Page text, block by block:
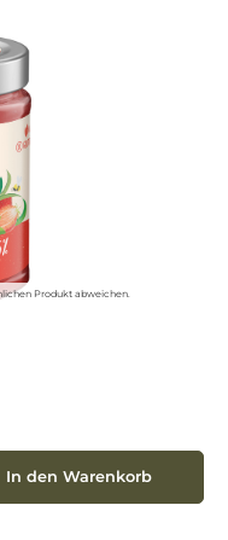
Produkt abweichen.
benutze die Schaltflächen um
In den Warenkorb